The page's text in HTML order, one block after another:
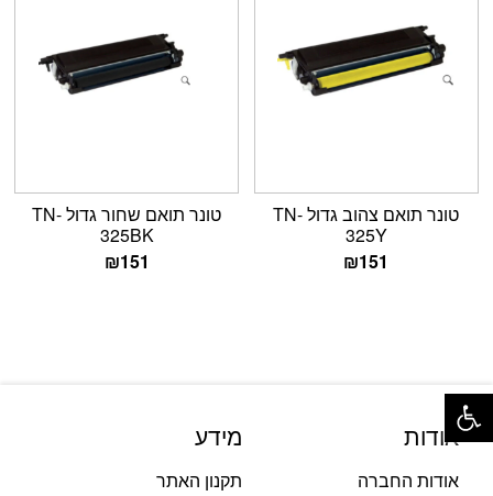
טונר תואם צהוב גדול TN-
325Y
₪151
טונר תואם שחור גדול TN-
325BK
₪151
אודות
אודות החברה
מידע
תקנון האתר
פתח סרגל נגישות